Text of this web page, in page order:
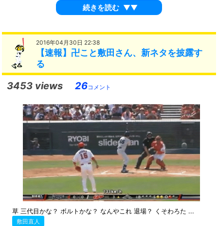
続きを読む ▼▼
2016年04月30日 22:38
【速報】卍こと敷田さん、新ネタを披露す
る
3453 views 26コメント
草 三代目かな？ ボルトかな？ なんやこれ 退場？ くそわろた ...
敷田直人